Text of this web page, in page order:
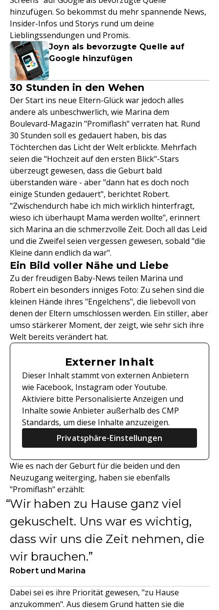
hinzufügen. So bekommst du mehr spannende News,
Insider-Infos und Storys rund um deine
Lieblingssendungen und Promis.
Joyn als bevorzugte Quelle auf
Google hinzufügen
30 Stunden in den Wehen
Der Start ins neue Eltern-Glück war jedoch alles
andere als unbeschwerlich, wie Marina dem
Boulevard-Magazin "Promiflash" verraten hat. Rund
30 Stunden soll es gedauert haben, bis das
Töchterchen das Licht der Welt erblickte. Mehrfach
seien die "Hochzeit auf den ersten Blick"-Stars
überzeugt gewesen, dass die Geburt bald
überstanden wäre - aber "dann hat es doch noch
einige Stunden gedauert", berichtet Robert.
"Zwischendurch habe ich mich wirklich hinterfragt,
wieso ich überhaupt Mama werden wollte", erinnert
sich Marina an die schmerzvolle Zeit. Doch all das Leid
und die Zweifel seien vergessen gewesen, sobald "die
Kleine dann endlich da war".
Ein Bild voller Nähe und Liebe
Zu der freudigen Baby-News teilen Marina und
Robert ein besonders inniges Foto: Zu sehen sind die
kleinen Hände ihres "Engelchens", die liebevoll von
denen der Eltern umschlossen werden. Ein stiller, aber
umso stärkerer Moment, der zeigt, wie sehr sich ihre
Welt bereits verändert hat.
Externer Inhalt
Dieser Inhalt stammt von externen Anbietern
wie Facebook, Instagram oder Youtube.
Aktiviere bitte Personalisierte Anzeigen und
Inhalte sowie Anbieter außerhalb des CMP
Standards, um diese Inhalte anzuzeigen.
Privatsphäre-Einstellungen
Wie es nach der Geburt für die beiden und den
Neuzugang weiterging, haben sie ebenfalls
"Promiflash" erzählt:
Wir haben zu Hause ganz viel
gekuschelt. Uns war es wichtig,
dass wir uns die Zeit nehmen, die
wir brauchen.
Robert und Marina
Dabei sei es ihre Priorität gewesen, "zu Hause
anzukommen". Aus diesem Grund hatten sie die